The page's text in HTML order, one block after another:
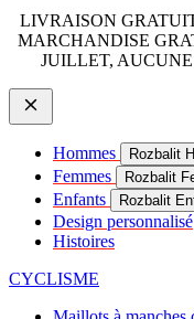
LIVRAISON
MARCHANDISE
JUILLET,
Hommes Rozbalit
Femmes Rozbalit
Enfants Rozbalit
Design personnalisé
Histoires
CYCLISME